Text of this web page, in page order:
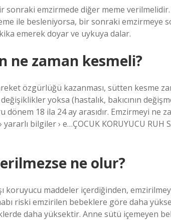
sonraki emzirmede diğer meme
ile besleniyorsa, bir sonraki emzirmeye
emerek doyar ve uykuya dalar.
ne zaman kesmeli?
özgürlüğü kazanması, sütten kesme
yoksa (hastalık, bakıcının
18 ila 24 ay arasıdır. Emzirmeyi ne
yararlı bilgiler › e…ÇOCUK KORUYUCU RUH
ne olur?
koruyucu maddeler içerdiğinden,
riski emzirilen bebeklere göre daha
daha yüksektir. Anne sütü içemeyen